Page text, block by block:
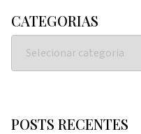
CATEGORIAS
POSTS RECENTES